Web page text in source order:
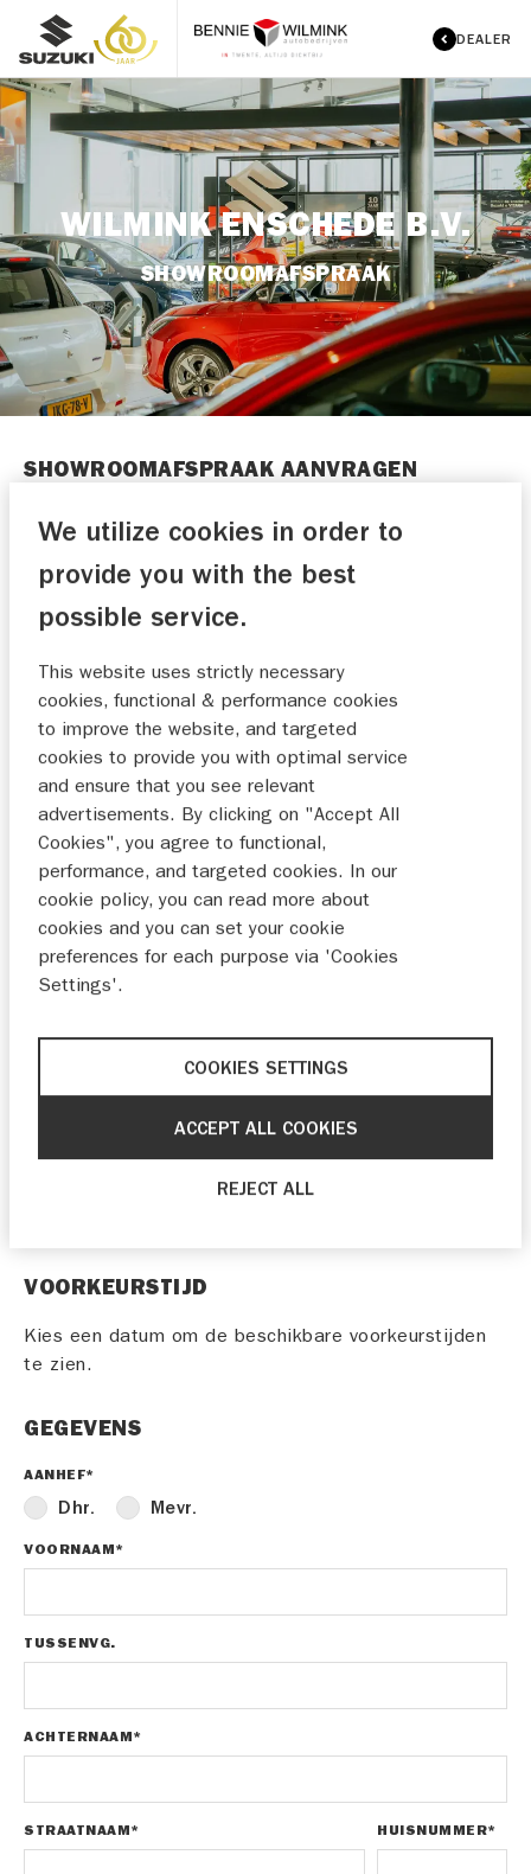
DEALER
WILMINK ENSCHEDE B.V.
SHOWROOMAFSPRAAK
SHOWROOMAFSPRAAK AANVRAGEN
Selecteer een voorkeursdatum en -tijdstip en laat je
gegevens achter. Wij nemen vervolgens binnen één
werkdag telefonisch contact met je op om jouw
afspraak in te plannen.
VOORKEURSDATUM
MA DI WO DO VR ZA
27 29 30
3 4 5 6 7
10 11 12 14
17
2 3 4
VOORKEURSTIJD
Kies een datum om de beschikbare voorkeurstijden
te zien.
GEGEVENS
AANHEF*
Dhr. Mevr.
VOORNAAM*
TUSSENVG.
ACHTERNAAM*
STRAATNAAM* HUISNUMMER*
We utilize cookies in order to
provide you with the best
possible service.
This website uses strictly necessary
cookies, functional & performance cookies
to improve the website, and targeted
cookies to provide you with optimal service
and ensure that you see relevant
advertisements. By clicking on "Accept All
Cookies", you agree to functional,
performance, and targeted cookies. In our
cookie policy, you can read more about
cookies and you can set your cookie
preferences for each purpose via 'Cookies
Settings'.
COOKIES SETTINGS
REJECT ALL
ACCEPT ALL COOKIES